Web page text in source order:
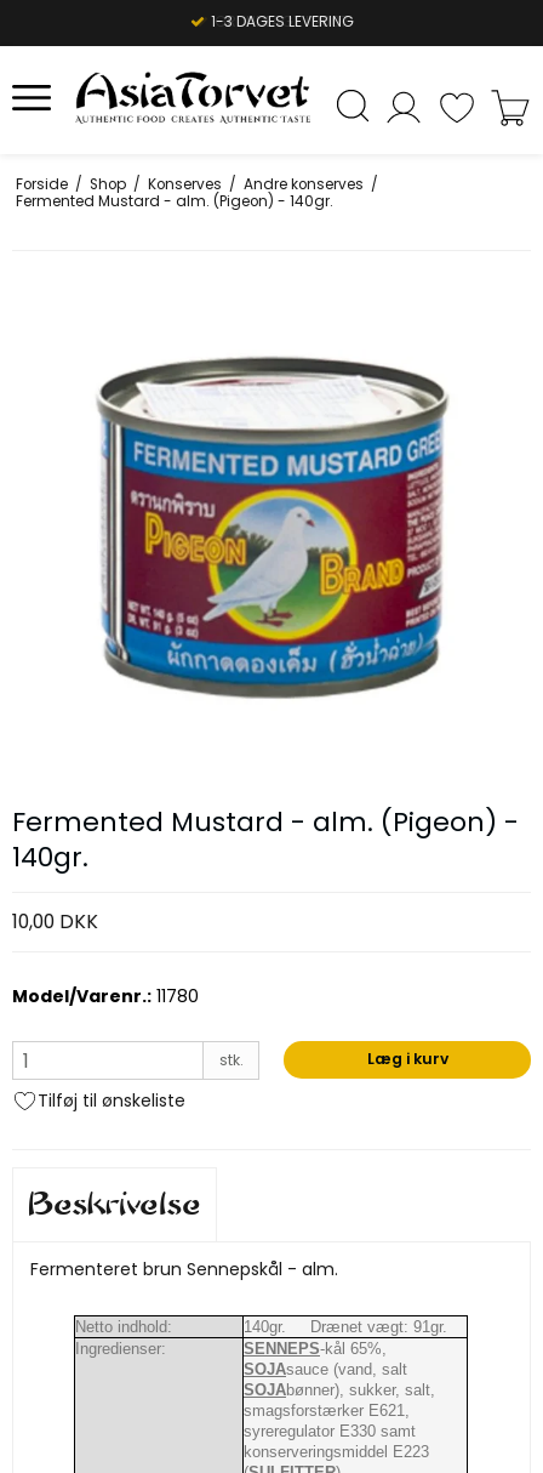
1-3 DAGES LEVERING
Forside / Shop / Konserves / Andre konserves /
Fermented Mustard - alm. (Pigeon) - 140gr.
Fermented Mustard - alm. (Pigeon) -
140gr.
10,00 DKK
Model/Varenr.: 11780
stk. Læg i kurv
Tilføj til ønskeliste
Beskrivelse
Fermenteret brun Sennepskål - alm.
Netto indhold:
140gr. Drænet vægt: 91gr.
Ingredienser:
SENNEPS-kål 65%,
SOJAsauce (vand, salt
SOJAbønner), sukker, salt,
smagsforstærker E621,
syreregulator E330 samt
konserveringsmiddel E223